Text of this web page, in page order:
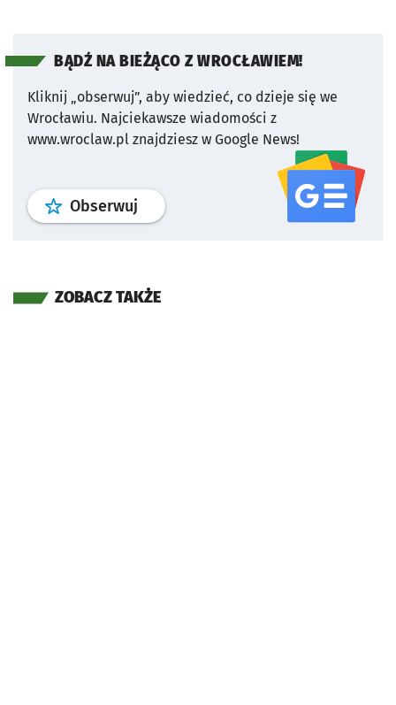
BĄDŹ NA BIEŻĄCO Z WROCŁAWIEM!
Kliknij „obserwuj”, aby wiedzieć, co dzieje się we
Wrocławiu. Najciekawsze wiadomości z
www.wroclaw.pl znajdziesz w Google News!
Obserwuj profil serwisu
ZOBACZ TAKŻE